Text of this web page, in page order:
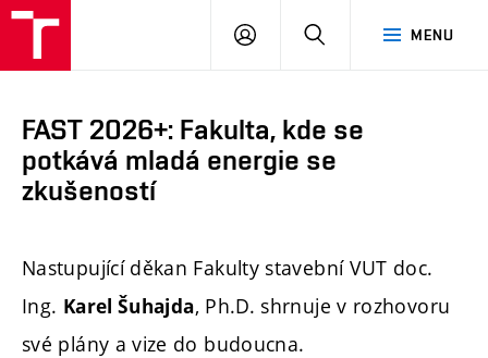
Brno
MENU
PŘIHLÁSIT
FAST 2026+: Fakulta, kde se
potkává mladá energie se
zkušeností
Nastupující děkan Fakulty stavební VUT doc.
Ing. Karel Šuhajda, Ph.D. shrnuje v rozhovoru
své plány a vize do budoucna.